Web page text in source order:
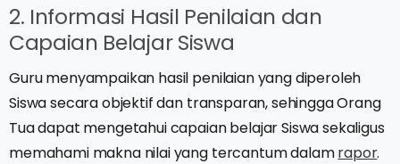
2. Informasi Hasil Penilaian dan
Capaian Belajar Siswa
Guru menyampaikan hasil penilaian yang diperoleh
Siswa secara objektif dan transparan, sehingga Orang
Tua dapat mengetahui capaian belajar Siswa sekaligus
memahami makna nilai yang tercantum dalamrapor.